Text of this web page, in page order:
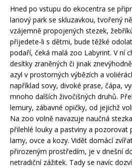
Hned po vstupu do ekocentra se
lanový park se skluzavkou, tvořený
vzájemně propojených stezek,
přijedete-li s dětmi, bude těžké
podaří, čeká malá zoo Labyrint. V ní
desítky zraněných či jinak
azyl v prostorných výbězích a
například sovy, divoké prase, čápa,
mnoho dalších živočišných druhů.
lemury, zábavné opičky, od jejichž
Na zoo volně navazuje naučná
přilehlé louky a pastviny a pozorovat
lamy, ovce a kozy. Vidět domácí
přirozeným prostředím, je v dnešní
netradiční zážitek. Tady se navíc